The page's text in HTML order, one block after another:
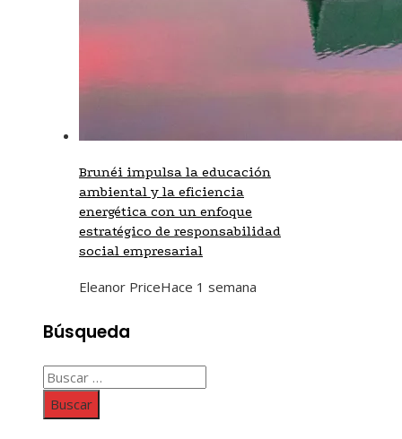
Brunéi impulsa la educación
ambiental y la eficiencia
energética con un enfoque
estratégico de responsabilidad
social empresarial
Eleanor PriceHace 1 semana
Búsqueda
Buscar: